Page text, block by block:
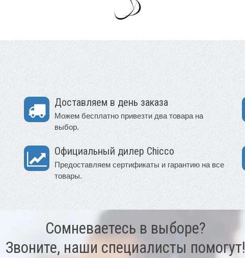
Доставляем в день заказа
Можем бесплатно привезти два товара на
выбор.
Официальный дилер Chicco
Предоставляем сертификаты и гарантию на все
товары.
Сомневаетесь в выборе?
Звоните, наши специалисты помогут!